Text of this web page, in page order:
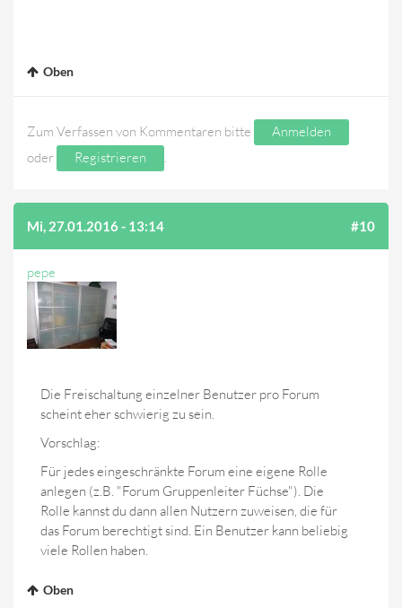
Oben
Zum Verfassen von Kommentaren bitte
Anmelden
oder
Registrieren .
Mi, 27.01.2016 - 13:14 #10
pepe
Die Freischaltung einzelner Benutzer pro Forum
scheint eher schwierig zu sein.
Vorschlag:
Für jedes eingeschränkte Forum eine eigene Rolle
anlegen (z.B. "Forum Gruppenleiter Füchse"). Die
Rolle kannst du dann allen Nutzern zuweisen, die für
das Forum berechtigt sind. Ein Benutzer kann beliebig
viele Rollen haben.
Oben